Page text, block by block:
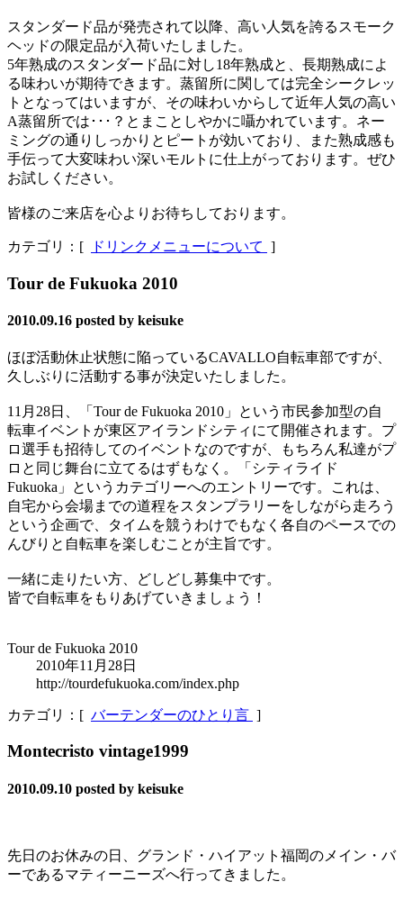
スタンダード品が発売されて以降、高い人気を誇るスモーク
ヘッドの限定品が入荷いたしました。
5年熟成のスタンダード品に対し18年熟成と、長期熟成によ
る味わいが期待できます。蒸留所に関しては完全シークレッ
トとなってはいますが、その味わいからして近年人気の高い
A蒸留所では･･･？とまことしやかに囁かれています。ネー
ミングの通りしっかりとピートが効いており、また熟成感も
手伝って大変味わい深いモルトに仕上がっております。ぜひ
お試しください。
皆様のご来店を心よりお待ちしております。
カテゴリ：[ ドリンクメニューについて ]
Tour de Fukuoka 2010
2010.09.16 posted by keisuke
ほぼ活動休止状態に陥っているCAVALLO自転車部ですが、
久しぶりに活動する事が決定いたしました。
11月28日、「Tour de Fukuoka 2010」という市民参加型の自
転車イベントが東区アイランドシティにて開催されます。プ
ロ選手も招待してのイベントなのですが、もちろん私達がプ
ロと同じ舞台に立てるはずもなく。「シティライド
Fukuoka」というカテゴリーへのエントリーです。これは、
自宅から会場までの道程をスタンプラリーをしながら走ろう
という企画で、タイムを競うわけでもなく各自のペースでの
んびりと自転車を楽しむことが主旨です。
一緒に走りたい方、どしどし募集中です。
皆で自転車をもりあげていきましょう！
Tour de Fukuoka 2010
2010年11月28日
http://tourdefukuoka.com/index.php
カテゴリ：[ バーテンダーのひとり言 ]
Montecristo vintage1999
2010.09.10 posted by keisuke
先日のお休みの日、グランド・ハイアット福岡のメイン・バ
ーであるマティーニーズへ行ってきました。